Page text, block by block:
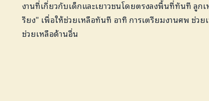
งานที่เกี่ยวกับเด็กและเยาวชนโดยตรงลงพื้นที่ทันที ลูก
รียง" เพื่อให้ช่วยเหลือทันที อาทิ การเตรียมงานศพ ช่วย
ช่วยเหลือด้านอื่น